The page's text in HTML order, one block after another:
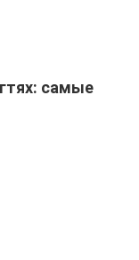
самые